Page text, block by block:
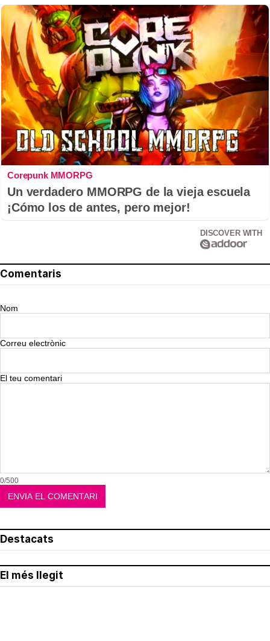
Corepunk MMORPG
Un verdadero MMORPG de la vieja escuela
¡Cómo los de antes, pero mejor!
DISCOVER WITH
Comentaris
Nom
Correu electrònic
El teu comentari
0/500
Destacats
El més llegit